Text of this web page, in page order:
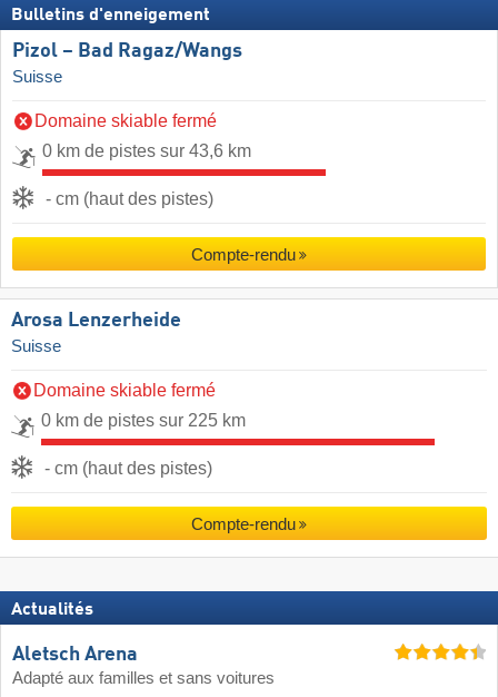
Bulletins d'enneigement
Pizol – Bad Ragaz/​Wangs
Suisse
Domaine skiable fermé
0 km de pistes sur 43,6 km
- cm (haut des pistes)
Compte-rendu
Arosa Lenzerheide
Suisse
Domaine skiable fermé
0 km de pistes sur 225 km
- cm (haut des pistes)
Compte-rendu
Actualités
Aletsch Arena
Adapté aux familles et sans voitures